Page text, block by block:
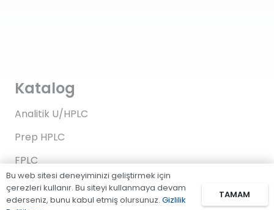
Katalog
Analitik U/HPLC
Prep HPLC
FPLC
Gaz Kromatografi
Standartlar/Reaktifler
Bu web sitesi deneyiminizi geliştirmek için
çerezleri kullanır. Bu siteyi kullanmaya devam
ederseniz, bunu kabul etmiş olursunuz. Gizlilik
TAMAM